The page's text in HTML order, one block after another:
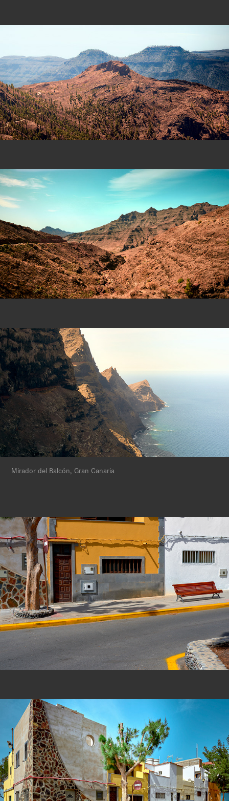
Mirador del Balcón, Gran Canaria